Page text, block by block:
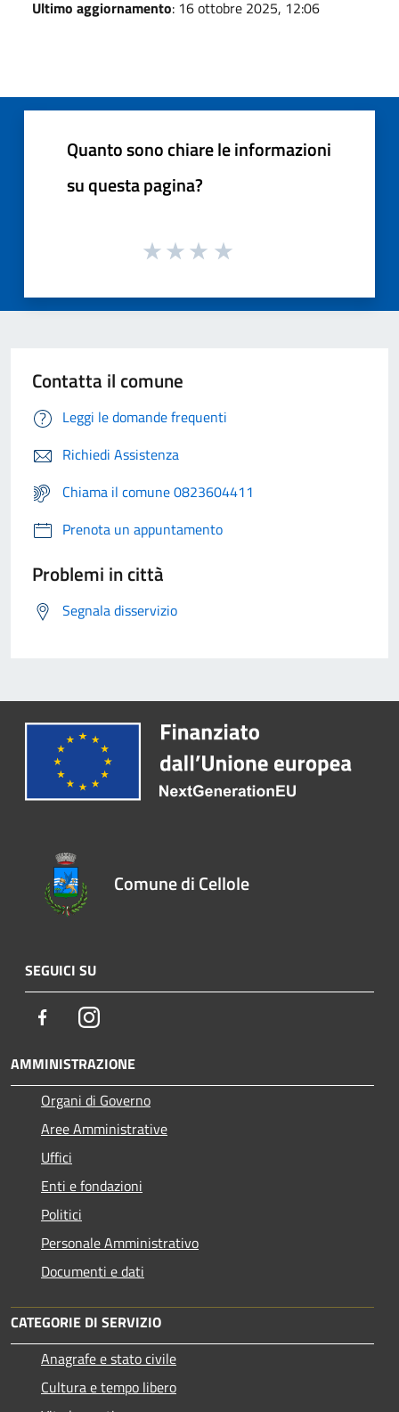
Ultimo aggiornamento: 16 ottobre 2025, 12:06
Quanto sono chiare le informazioni
su questa pagina?
Contatta il comune
Leggi le domande frequenti
Richiedi Assistenza
Chiama il comune 0823604411
Prenota un appuntamento
Problemi in città
Segnala disservizio
Comune di Cellole
SEGUICI SU
FacebookInstagram
AMMINISTRAZIONE
Organi di Governo
Aree Amministrative
Uffici
Enti e fondazioni
Politici
Personale Amministrativo
Documenti e dati
CATEGORIE DI SERVIZIO
Anagrafe e stato civile
Cultura e tempo libero